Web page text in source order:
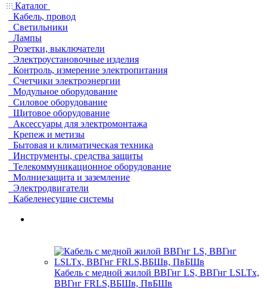
Каталог
Кабель, провод
Светильники
Лампы
Розетки, выключатели
Электроустановочные изделия
Контроль, измерение электропитания
Счетчики электроэнергии
Модульное оборудование
Силовое оборудование
Щитовое оборудование
Аксессуары для электромонтажа
Крепеж и метизы
Бытовая и климатическая техника
Инструменты, средства защиты
Телекоммуникационное оборудование
Молниезащита и заземление
Электродвигатели
Кабеленесущие системы
Кабель с медной жилой ВВГнг LS, ВВГнг LSLTx,
ВВГнг FRLS,ВБШв, ПвБШв